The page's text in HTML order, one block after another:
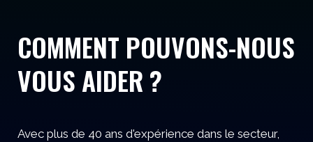
COMMENT POUVONS-NOUS
VOUS AIDER ?
Avec plus de 40 ans d'expérience dans le secteur,